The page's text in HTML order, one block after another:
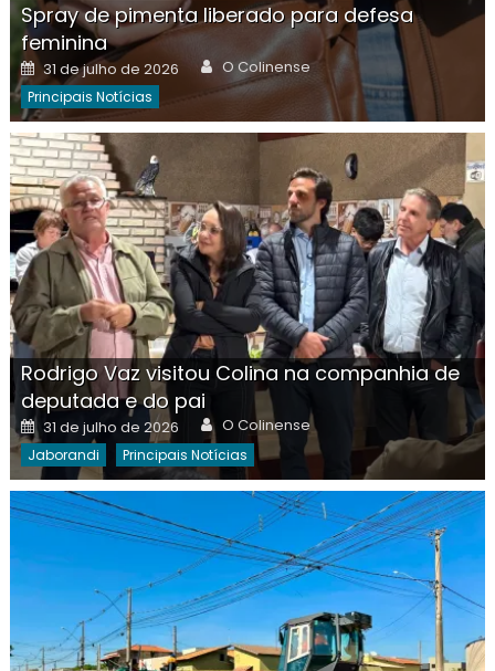
Spray de pimenta liberado para defesa
feminina
Posted
on
31 de julho de 2026 Author
O Colinense
Principais Notícias
Rodrigo Vaz visitou Colina na companhia de
deputada e do pai
Posted
on
31 de julho de 2026 Author
O Colinense
Jaborandi Principais Notícias